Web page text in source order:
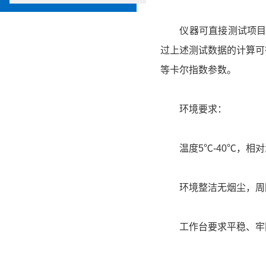
仪器可直接测试项目
过上述测试数据的计算
等卡尔指数参数。
环境要求：
温度5℃-40℃，相对
环境整洁无烟尘，周
工作台要求平稳、牢